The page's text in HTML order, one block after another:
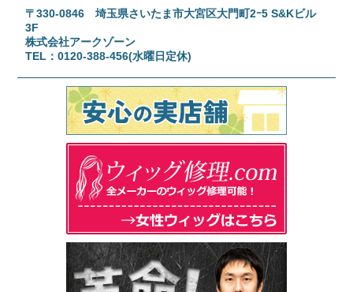
〒330-0846 埼玉県さいたま市大宮区大門町2ｰ5 S&Kビル
3F
株式会社アークゾーン
TEL：0120-388-456(水曜日定休)